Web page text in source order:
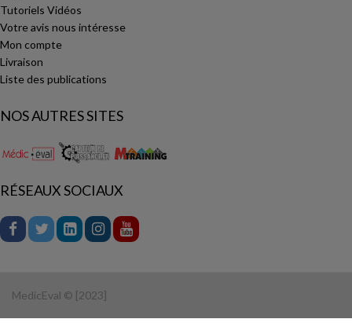
Tutoriels Vidéos
Votre avis nous intéresse
Mon compte
Livraison
Liste des publications
NOS AUTRES SITES
RÉSEAUX SOCIAUX
MedicEval © [2023]